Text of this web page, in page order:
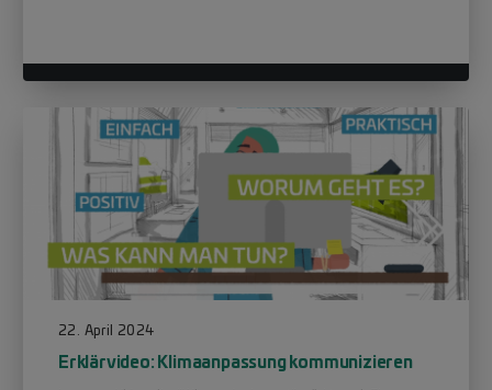
22. April 2024
Erklärvideo: Klimaanpassung kommunizieren